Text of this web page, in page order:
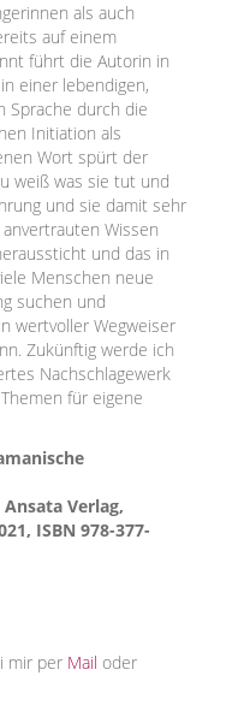
als auch
auf einem
führt die Autorin in
einer lebendigen,
Sprache durch die
Initiation als
Wort spürt der
weiß was sie tut und
und sie damit sehr
Wissen
und das in
Menschen neue
suchen und
wertvoller Wegweiser
Zukünftig werde ich
Nachschlagewerk
für eigene
Verlag,
ISBN 978-377­
mir per Mail oder